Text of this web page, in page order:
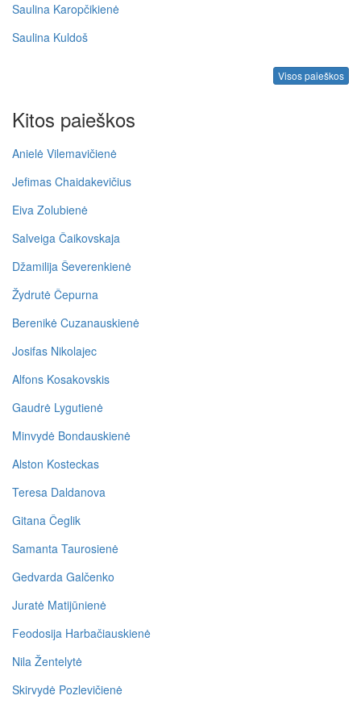
Saulina Karopčikienė
Saulina Kuldoš
Visos paieškos
Kitos paieškos
Anielė Vilemavičienė
Jefimas Chaidakevičius
Eiva Zolubienė
Salveiga Čaikovskaja
Džamilija Ševerenkienė
Žydrutė Čepurna
Berenikė Cuzanauskienė
Josifas Nikolajec
Alfons Kosakovskis
Gaudrė Lygutienė
Minvydė Bondauskienė
Alston Kosteckas
Teresa Daldanova
Gitana Čeglik
Samanta Taurosienė
Gedvarda Galčenko
Juratė Matijūnienė
Feodosija Harbačiauskienė
Nila Žentelytė
Skirvydė Pozlevičienė